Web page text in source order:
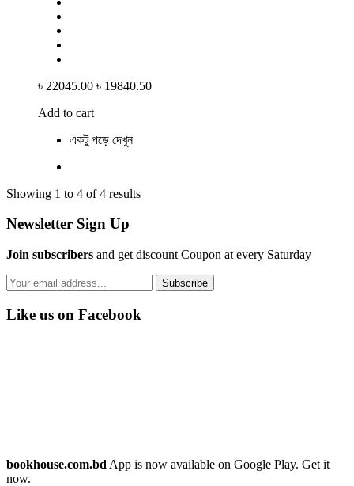
৳ 22045.00 ৳ 19840.50
Add to cart
একটু পড়ে দেখুন
Showing 1 to 4 of 4 results
Newsletter Sign Up
Join subscribers and get discount Coupon at every Saturday
Subscribe
Like us on Facebook
bookhouse.com.bd App is now available on Google Play. Get it
now.